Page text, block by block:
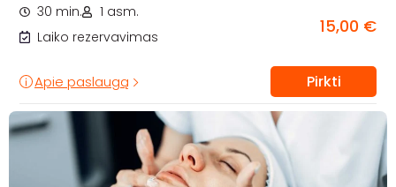
30 min.
1 asm.
Laiko rezervavimas
15,00 €
Apie paslaugą Pirkti